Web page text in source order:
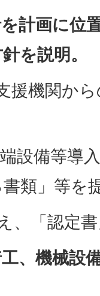
を計画に位
を説明。
援機関か
設備等導
書類」等を
、「認定
工、機械設